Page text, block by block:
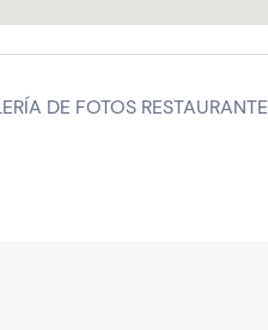
DE FOTOS RESTAURANTE